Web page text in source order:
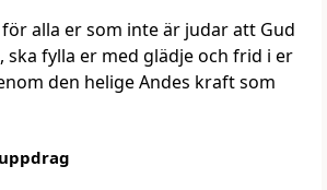
alla er som inte är judar att Gud
ska fylla er med glädje och frid i er
den helige Andes kraft som